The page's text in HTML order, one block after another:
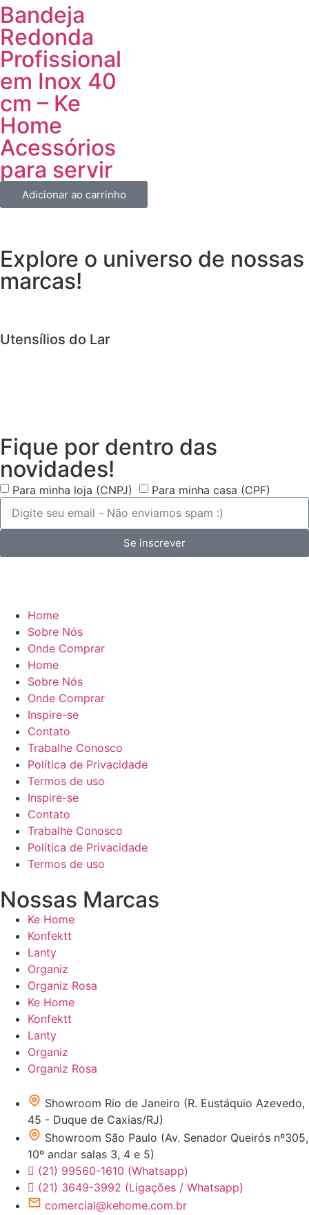
Bandeja
Redonda
Profissional
em Inox 40
cm – Ke
Home
Acessórios
para servir
Adicionar ao carrinho
Explore o universo de nossas
marcas!
Utensílios do Lar
Fique por dentro das
novidades!
Para minha loja (CNPJ) Para minha casa (CPF)
Se inscrever
Home
Sobre Nós
Onde Comprar
Home
Sobre Nós
Onde Comprar
Inspire-se
Contato
Trabalhe Conosco
Política de Privacidade
Termos de uso
Inspire-se
Contato
Trabalhe Conosco
Política de Privacidade
Termos de uso
Nossas Marcas
Ke Home
Konfektt
Lanty
Organiz
Organiz Rosa
Ke Home
Konfektt
Lanty
Organiz
Organiz Rosa
Showroom Rio de Janeiro (R. Eustáquio Azevedo,
45 - Duque de Caxias/RJ)
Showroom São Paulo (Av. Senador Queirós nº305,
10º andar salas 3, 4 e 5)
(21) 99560-1610 (Whatsapp)
(21) 3649-3992 (Ligações / Whatsapp)
comercial@kehome.com.br